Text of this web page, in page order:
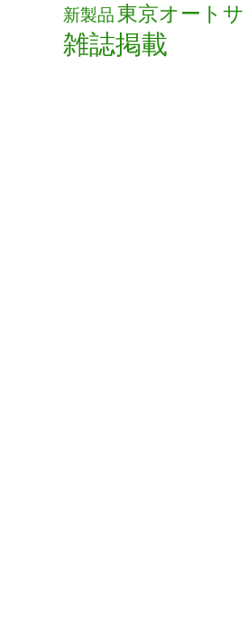
新製品 東京オート
雑誌掲載